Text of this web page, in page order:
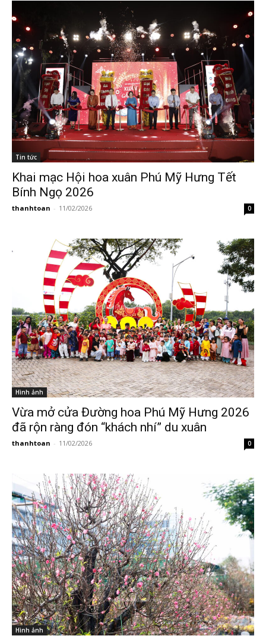
Tin tức
Khai mạc Hội hoa xuân Phú Mỹ Hưng Tết
Bính Ngọ 2026
thanhtoan - 11/02/2026 0
Hình ảnh
Vừa mở cửa Đường hoa Phú Mỹ Hưng 2026
đã rộn ràng đón “khách nhí” du xuân
thanhtoan - 11/02/2026 0
Hình ảnh